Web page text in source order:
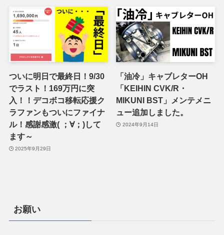
ついに明日で最終日！9/30
でラスト！169万円に突
入！！デコボコ移転応援ク
ラファンもついにファイナ
ル！感謝感激( ；∀；)して
ます～
2025年9月29日
「油冷」キャブレターOH
「KEIHIN CVK/R・
MIKUNI BST」メンテメニ
ュー追加しました。
2024年9月14日
お願い